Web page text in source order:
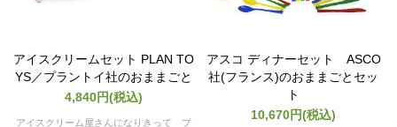
アイスクリームセット PLAN TO
YS／プラントイ社のおままごと
4,840円(税込)
アイスクリーム屋さんになりきって プ
アスコ ディナーセット ASCO
社(フランス)のおままごとセッ
ト
10,670円(税込)